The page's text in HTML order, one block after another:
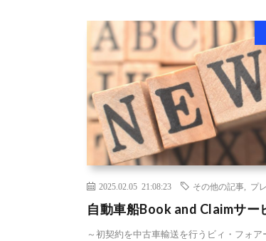
2025.02.05 21:08:23 その他の記事 プ
自動車船Book and Claimサー
～初契約を中古車輸送を行うビィ・フォ